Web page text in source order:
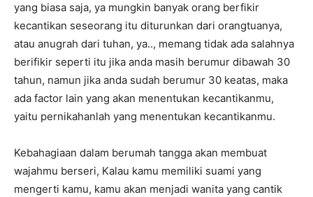
yang biasa saja, ya mungkin banyak orang berfikir
kecantikan seseorang itu diturunkan dari orangtuanya,
atau anugrah dari tuhan, ya.., memang tidak ada salahnya
berifikir seperti itu jika anda masih berumur dibawah 30
tahun, namun jika anda sudah berumur 30 keatas, maka
ada factor lain yang akan menentukan kecantikanmu,
yaitu pernikahanlah yang menentukan kecantikanmu.
Kebahagiaan dalam berumah tangga akan membuat
wajahmu berseri, Kalau kamu memiliki suami yang
mengerti kamu, kamu akan menjadi wanita yang cantik